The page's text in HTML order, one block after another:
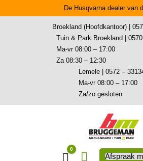
De Husqvarna dealer van
Broekland (Hoofdkantoor) |
Tuin & Park Broekland |
Ma-vr 08:00 – 17:00
Za 08:30 – 12:30
Lemele | 0572 –
Ma-vr 08:00 – 17:00
Za/zo gesloten
Winkelwagen
0
Afspraak